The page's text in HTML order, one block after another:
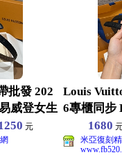
批發 202
威登女生
元
Louis
6專櫃同步
1680
米亞復刻